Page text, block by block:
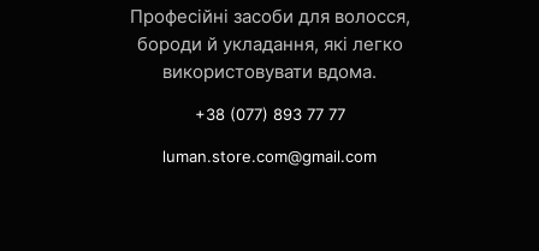
Професійні засоби для волосся,
бороди й укладання, які легко
використовувати вдома.
+38 (077) 893 77 77
luman.store.com@gmail.com